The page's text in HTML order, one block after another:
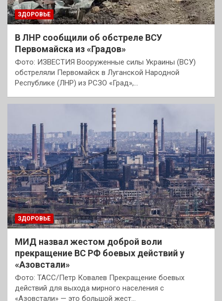
ЗДОРОВЬЕ
В ЛНР сообщили об обстреле ВСУ
Первомайска из «Градов»
Фото: ИЗВЕСТИЯ Вооруженные силы Украины (ВСУ)
обстреляли Первомайск в Луганской Народной
Республике (ЛНР) из РСЗО «Град»,…
ЗДОРОВЬЕ
МИД назвал жестом доброй воли
прекращение ВС РФ боевых действий у
«Азовстали»
Фото: ТАСС/Петр Ковалев Прекращение боевых
действий для выхода мирного населения с
«Азовстали» — это большой жест…